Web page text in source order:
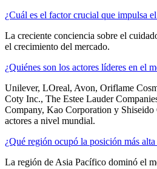
¿Cuál es el factor crucial que impulsa
La creciente conciencia sobre el
el crecimiento del mercado.
¿Quiénes son los actores líderes en el
Unilever, LOreal, Avon, Oriflame
Coty Inc., The Estee Lauder
Company, Kao Corporation y
actores a nivel mundial.
¿Qué región ocupó la posición más
La región de Asia Pacífico dominó el